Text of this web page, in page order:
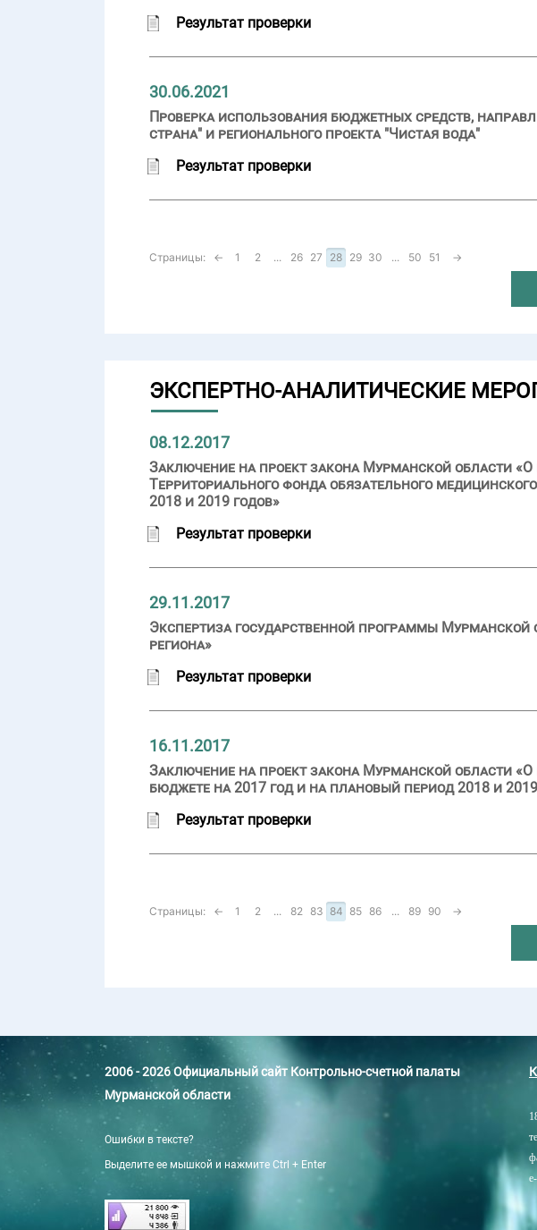
Результат проверки
30.06.2021
Проверка использования бюджетных средств,
страна" и регионального проекта "Чистая вода"
Результат проверки
Страницы: ← 1 2 ... 26 27 28 29 30 ... 50 51 →
ЭКСПЕРТНО-АНАЛИТИЧЕСКИЕ
08.12.2017
Заключение на проект закона Мурманской области
Территориального фонда обязательного
2018 и 2019 годов»
Результат проверки
29.11.2017
Экспертиза государственной программы
региона»
Результат проверки
16.11.2017
Заключение на проект закона Мурманской области
бюджете на 2017 год и на плановый период 2018 и
Результат проверки
Страницы: ← 1 2 ... 82 83 84 85 86 ... 89 90 →
2006 - 2026 Официальный сайт Контрольно-счетной палаты
Мурманской области
Ошибки в тексте?
Выделите ее мышкой и нажмите Ctrl + Enter